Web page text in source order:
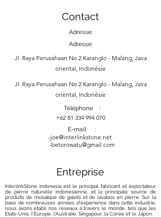
Contact
Adresse:
Adresse:
Jl. Raya Perusahaan No 2 Karanglo - Malang, Java
oriental, Indonésie
Jl. Raya Perusahaan No 2 Karanglo - Malang, Java
oriental, Indonésie
Téléphone :
+62 81 334 994 070
E-mail :
-joe@interlinkstone.net
-betorowatu@gmail.com
Entreprise
InterlinkStone indonesia est le principal fabricant et exportateur
de pierre naturelle indonésienne, et la principale source de
produits de mosaïque de galets et de lavabos en pierre. Sur la
base de nombreuses années d'expérience dans cette industrie,
nous avons établi nos réseaux à travers le monde, tels que les
États-Unis, l'Europe, l'Australie, Singapour, la Corée et le Japon.